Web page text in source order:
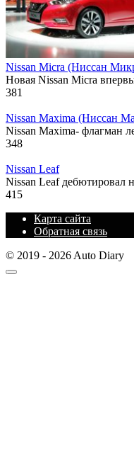
Nissan Micra (Ниссан
Новая Nissan Micra
381
Nissan Maxima (Ниссан
Nissan Maxima- флагман
348
Nissan Leaf
Nissan Leaf дебютировал
415
Карта сайта
Обратная связь
© 2019 - 2026 Auto Diary